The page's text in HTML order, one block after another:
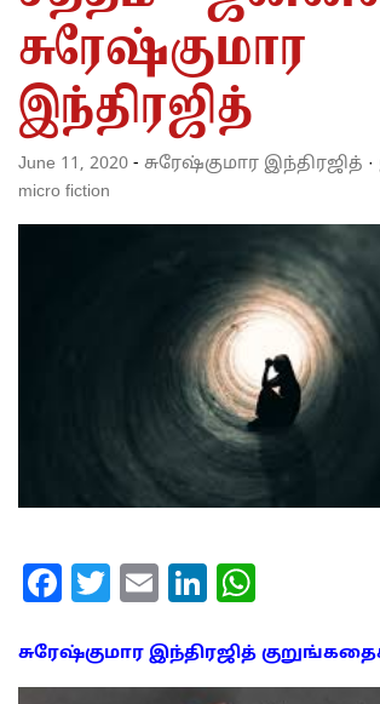
சுரேஷ்குமார
இந்திரஜித்
June 11, 2020 - சுரேஷ்குமார இந்திரஜித் ·
micro fiction
Facebook
Twitter
EmailLinkedIn
சுரேஷ்குமார இந்திரஜித்